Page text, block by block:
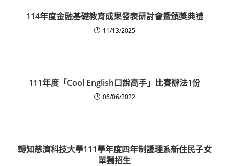
114年度金融基礎教育成果發表研討會暨頒獎典禮
11/13/2025
111年度「Cool English口說高手」比賽辦法1份
06/06/2022
轉知慈濟科技大學111學年度四年制護理系新住民子女
單獨招生